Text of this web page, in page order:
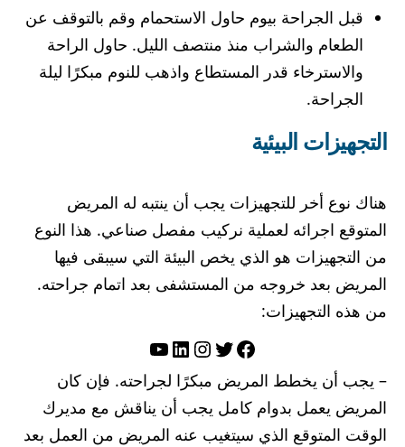
قبل الجراحة بيوم حاول الاستحمام وقم بالتوقف عن
الطعام والشراب منذ منتصف الليل. حاول الراحة
والاسترخاء قدر المستطاع واذهب للنوم مبكرًا ليلة
الجراحة.
التجهيزات البيئية
هناك نوع أخر للتجهيزات يجب أن ينتبه له المريض
المتوقع اجرائه لعملية نركيب مفصل صناعي. هذا النوع
من التجهيزات هو الذي يخص البيئة التي سيبقى فيها
المريض بعد خروجه من المستشفى بعد اتمام جراحته.
من هذه التجهيزات:
فيسبوك
تويترإنستجرام
لينكد إنيوتيوب
– يجب أن يخطط المريض مبكرًا لجراحته. فإن كان
المريض يعمل بدوام كامل يجب أن يناقش مع مديرك
الوقت المتوقع الذي سيتغيب عنه المريض من العمل بعد